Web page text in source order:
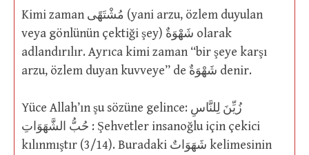
Kimi zaman مُشْتَهًى (yani arzu, özlem duyulan
veya gönlünün çektiği şey) شَهْوَةٌ olarak
adlandırılır. Ayrıca kimi zaman “bir şeye karşı
arzu, özlem duyan kuvveye” de شَهْوَةٌ denir.
Yüce Allah’ın şu sözüne gelince: زُيِّنَ لِلنَّاسِ
حُبُّ الشَّهَوَاتِ : Şehvetler insanoğlu için çekici
kılınmıştır (3/14). Buradaki شَهَوَاتٌ kelimesinin